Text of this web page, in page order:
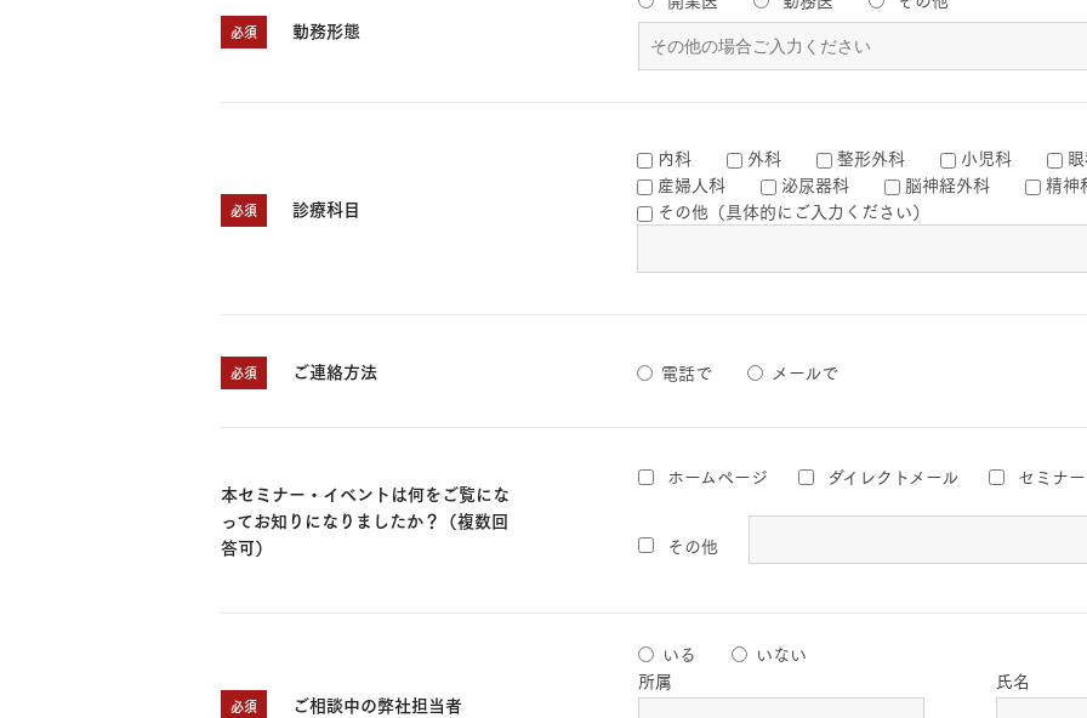
必須 勤務形態
必須 診療科目
内科 外科 整形外科 小児科
産婦人科
泌尿器科 脳神経外科 精神
その他（具体的にご入力ください）
必須 ご連絡方法 電話で メールで
本セミナー・イベントは何をご覧にな
ってお知りになりましたか？（複数回
答可）
ホームページ ダイレクトメール セミナー
その他
必須 ご相談中の弊社担当者
いる
いない
所属
氏名